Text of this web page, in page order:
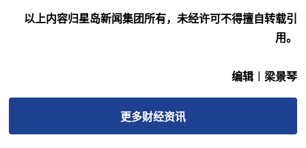
以上内容归星岛新闻集团所有，未经许可不得擅自转载引
用。
编辑︱梁景琴
更多财经资讯